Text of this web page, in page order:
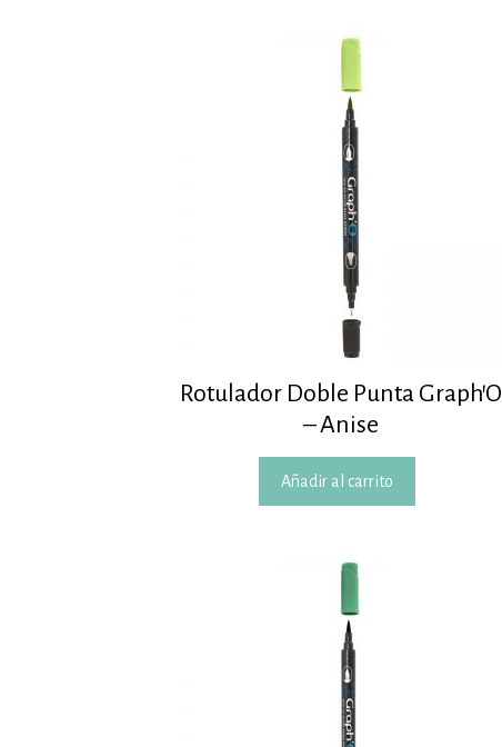
Rotulador Doble Punta Graph’O
– Anise
Añadir al carrito